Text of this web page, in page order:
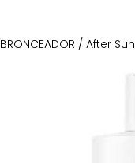
BRONCEADOR /After Sun